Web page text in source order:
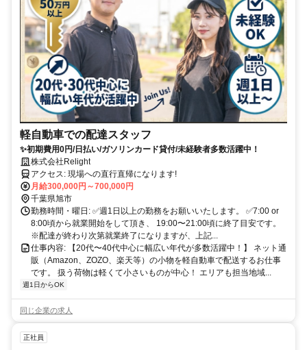
軽自動車での配達スタッフ
✨初期費用0円/日払い/ガソリンカード貸付/未経験者多数活躍中！
株式会社Relight
アクセス: 現場への直行直帰になります!
月給300,000円～700,000円
千葉県旭市
勤務時間・曜日: ✅週1日以上の勤務をお願いいたします。 ✅7:00 or
8:00頃から就業開始をして頂き、 19:00〜21:00頃に終了目安です。
※配達が終わり次第就業終了になりますが、上記...
仕事内容: 【20代〜40代中心に幅広い年代が多数活躍中！】 ネット通
販（Amazon、ZOZO、楽天等）の小物を軽自動車で配送するお仕事
です。 扱う荷物は軽くて小さいものが中心！ エリアも担当地域...
週1日からOK
同じ企業の求人
正社員